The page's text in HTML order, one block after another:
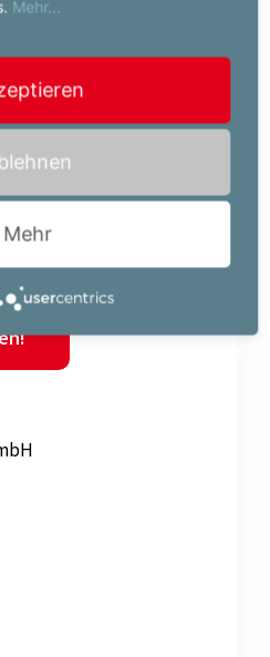
2900,00 pro Monat auf
Bei entsprechender
ist eine
Mehr...
Mehr